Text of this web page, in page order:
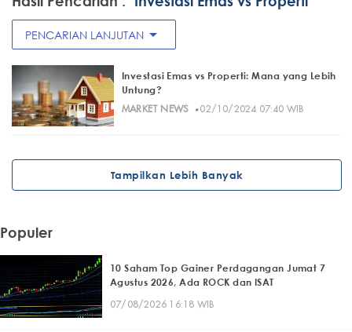
PENCARIAN LANJUTAN arrow_drop_down
Investasi Emas vs Properti: Mana yang Lebih
Untung?
MARKET NEWS· 02/10/2024 07:40 WIB
Tampilkan Lebih Banyak
Populer
10 Saham Top Gainer Perdagangan Jumat 7
Agustus 2026, Ada ROCK dan ISAT
07/08/2026 16:18 WIB